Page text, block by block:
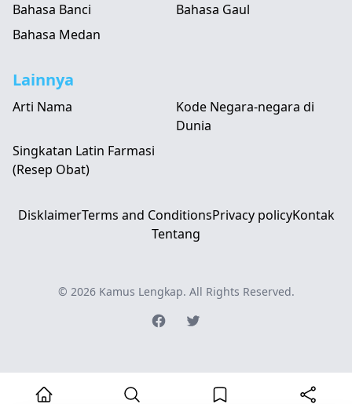
Bahasa Banci
Bahasa Gaul
Bahasa Medan
Lainnya
Arti Nama
Kode Negara-negara di
Dunia
Singkatan Latin Farmasi
(Resep Obat)
DisklaimerTerms and ConditionsPrivacy policyKontak
Tentang
© 2026 Kamus Lengkap. All Rights Reserved.